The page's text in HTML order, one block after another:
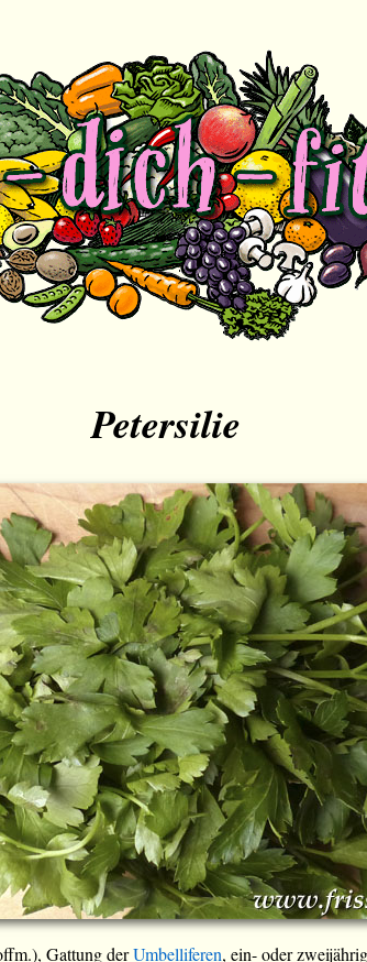
Petersilie
Gattung derUmbelliferen, ein- oder